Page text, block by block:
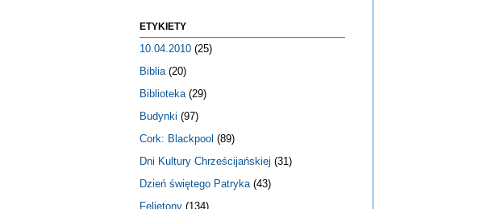
ETYKIETY
10.04.2010 (25)
Biblia (20)
Biblioteka (29)
Budynki (97)
Cork: Blackpool (89)
Dni Kultury Chrześcijańskiej (31)
Dzień świętego Patryka (43)
Felietony (134)